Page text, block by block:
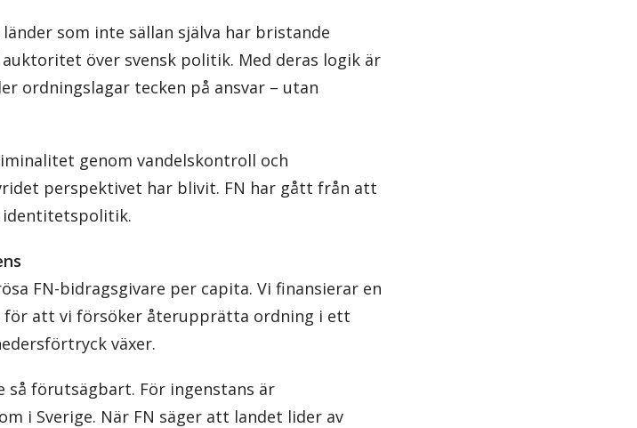
som inte sällan själva har bristande
över svensk politik. Med deras logik är
ordningslagar tecken på ansvar – utan
genom vandelskontroll och
perspektivet har blivit. FN har gått från att
FN-bidragsgivare per capita. Vi finansierar en
för att vi försöker återupprätta ordning i ett
växer.
så förutsägbart. För ingenstans är
i Sverige. När FN säger att landet lider av